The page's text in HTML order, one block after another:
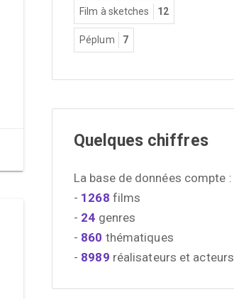
Film à sketches 12
Péplum 7
Quelques chiffres
La base de données compte :
- 1268 films
- 24 genres
- 860 thématiques
- 8989 réalisateurs et acteurs